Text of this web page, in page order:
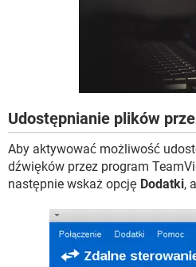
Udostępnianie plików
Aby aktywować możliwość
dźwięków przez program
następnie wskaż opcję Dodatki,